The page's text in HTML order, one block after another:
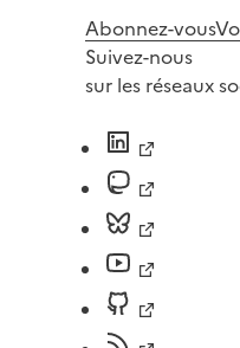
Abonnez-vous
Suivez-nous
sur les réseaux